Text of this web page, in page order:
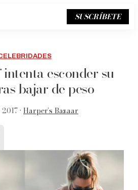
SUSCRÍBETE
esconder su
bajar de peso
• Harper’s Bazaar